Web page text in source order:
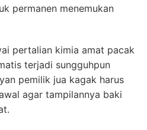
permanen menemukan
pertalian kimia amat pacak
terjadi sungguhpun
pemilik jua kagak harus
agar tampilannya baki